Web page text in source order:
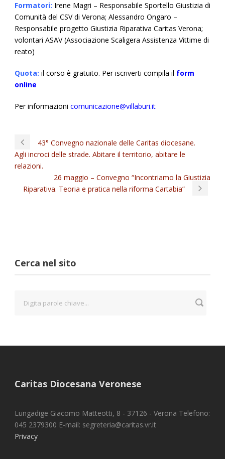
Formatori: Irene Magri – Responsabile Sportello Giustizia di
Comunità del CSV di Verona; Alessandro Ongaro –
Responsabile progetto Giustizia Riparativa Caritas Verona;
volontari ASAV (Associazione Scaligera Assistenza Vittime di
reato)
Quota: il corso è gratuito. Per iscriverti compila il form
online
Per informazioni comunicazione@villaburi.it
43° Convegno nazionale delle Caritas diocesane.
Agli incroci delle strade. Abitare il territorio, abitare le
relazioni.
26 maggio – Convegno “Incontriamo la Giustizia
Riparativa. Teoria e pratica nella riforma Cartabia”
Cerca nel sito
Caritas Diocesana Veronese
Lungadige Giacomo Matteotti, 8 - 37126 - Verona Telefono:
045 2379300 E-mail: segreteria@caritas.vr.it
Privacy